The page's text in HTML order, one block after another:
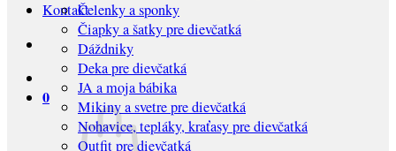
Kontakt
0
Čelenky a sponky
Čiapky a šatky pre dievčatká
Dáždniky
Deka pre dievčatká
JA a moja bábika
Mikiny a svetre pre dievčatká
Nohavice, tepláky, kraťasy pre dievčatká
Outfit pre dievčatká